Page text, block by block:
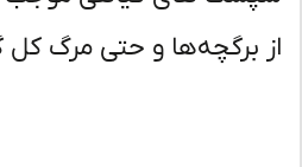
برگچه‌ها و حتی مرگ کل